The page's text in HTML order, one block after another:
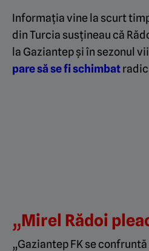
Informația vine la scurt
din Turcia susțineau că
la Gaziantep și în sezonul
pare să se fi schimbat
„Mirel Rădoi
„Gaziantep FK se